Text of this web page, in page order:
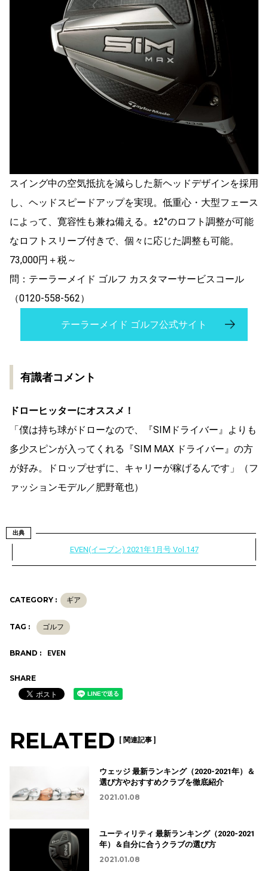
スイング中の空気抵抗を減らした新ヘッドデザインを採用
し、ヘッドスピードアップを実現。低重心・大型フェース
によって、寛容性も兼ね備える。±2°のロフト調整が可能
なロフトスリーブ付きで、個々に応じた調整も可能。
73,000円＋税～
問：テーラーメイド ゴルフ カスタマーサービスコール
（0120-558-562）
テーラーメイド ゴルフ公式サイト
有識者コメント
ドローヒッターにオススメ！
「僕は持ち球がドローなので、『SIMドライバー』よりも
多少スピンが入ってくれる『SIM MAX ドライバー』の方
が好み。ドロップせずに、キャリーが稼げるんです」（フ
ァッションモデル／肥野竜也）
出典
EVEN(イーブン) 2021年1月号 Vol.147
CATEGORY : ギア
TAG : ゴルフ
BRAND : EVEN
SHARE
RELATED [ 関連記事 ]
ウェッジ 最新ランキング（2020-2021年）＆
選び方やおすすめクラブを徹底紹介
2021.01.08
ユーティリティ 最新ランキング（2020-2021
年）＆自分に合うクラブの選び方
2021.01.08